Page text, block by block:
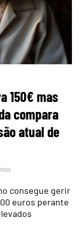
150€ mas
compara
atual de
consegue gerir
euros perante